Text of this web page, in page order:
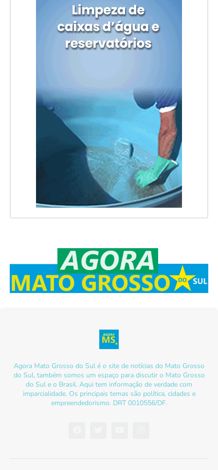
Agora Mato Grosso do Sul é o site de notícias do Mato Grosso
do Sul, também somos um espaço para discutir o Mato Grosso
do Sul e o Brasil. Aqui tem informação de verdade com
imparcialidade. Os principais temas são política, cidades e
empreendedorismo. DRT 0010556/DF.